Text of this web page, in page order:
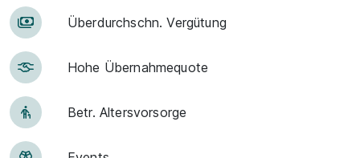
Über­durch­schn. Ver­gü­tung
Hohe Über­nah­me­quote
Betr. Alters­vor­sorge